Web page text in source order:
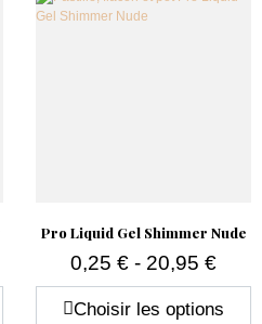
Pro Liquid Gel Shimmer Nude
Prix
0,25 € - 20,95 €
Choisir les options